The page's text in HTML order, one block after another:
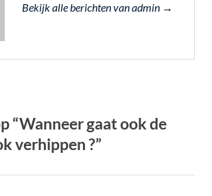
Bekijk alle berichten van admin →
“Wanneer gaat ook de
verhippen ?”